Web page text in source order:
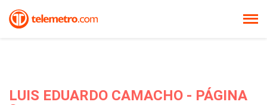
LUIS EDUARDO CAMACHO - PÁGINA